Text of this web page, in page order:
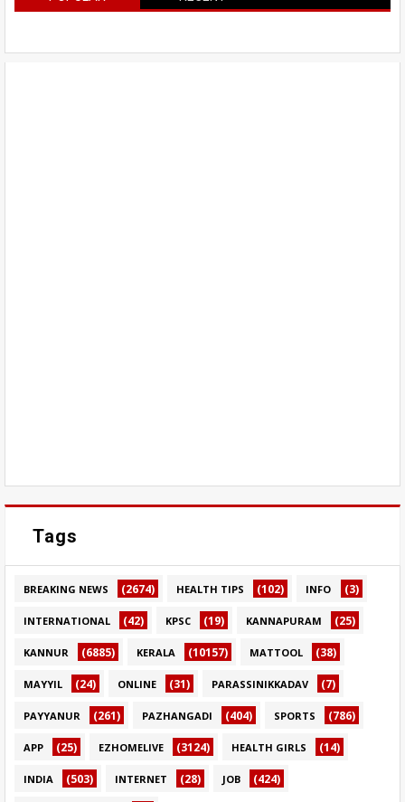
Tags
BREAKING NEWS (2674) HEALTH TIPS (102) INFO (3)
INTERNATIONAL (42) KPSC (19) KANNAPURAM (25)
KANNUR (6885) KERALA (10157) MATTOOL (38)
MAYYIL (24) ONLINE (31) PARASSINIKKADAV (7)
PAYYANUR (261) PAZHANGADI (404) SPORTS (786)
APP (25) EZHOMELIVE (3124) HEALTH GIRLS (14)
INDIA (503) INTERNET (28) JOB (424)